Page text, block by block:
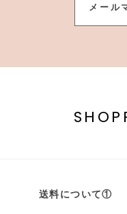
メール
送料について①